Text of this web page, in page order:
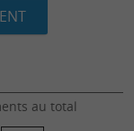
au total